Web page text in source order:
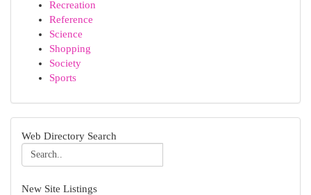
Recreation
Reference
Science
Shopping
Society
Sports
Web Directory Search
New Site Listings